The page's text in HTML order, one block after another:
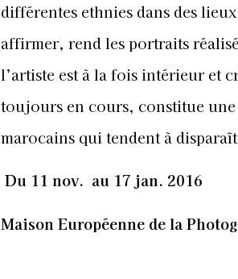
différentes ethnies dans des
affirmer, rend les portraits
l’artiste est à la fois intérieur et
toujours en cours, constitue
marocains qui tendent à
Du 11 nov. au 17 jan. 2016
Maison Européenne de la